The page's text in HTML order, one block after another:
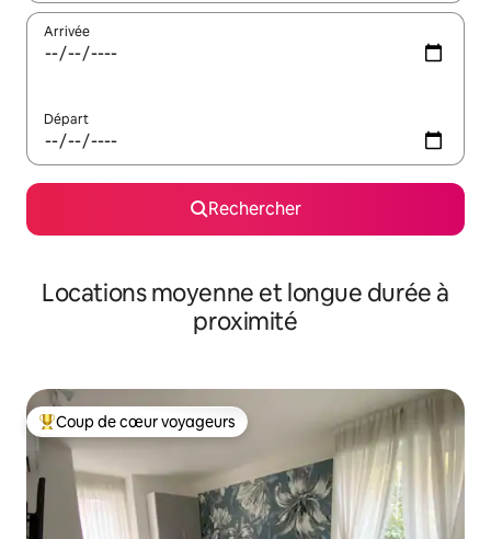
Arrivée
Départ
Rechercher
Locations moyenne et longue durée à
proximité
Coups de cœur voyageurs les plus appréciés
Coup de cœur voyageurs